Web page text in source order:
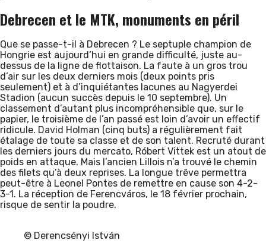
Debrecen et le MTK, monuments en péril
Que se passe-t-il à Debrecen ? Le septuple champion de
Hongrie est aujourd’hui en grande difficulté, juste au-
dessus de la ligne de flottaison. La faute à un gros trou
d’air sur les deux derniers mois (deux points pris
seulement) et à d’inquiétantes lacunes au Nagyerdei
Stadion (aucun succès depuis le 10 septembre). Un
classement d’autant plus incompréhensible que, sur le
papier, le troisième de l’an passé est loin d’avoir un effectif
ridicule. David Holman (cinq buts) a régulièrement fait
étalage de toute sa classe et de son talent. Recruté durant
les derniers jours du mercato, Róbert Vittek est un atout de
poids en attaque. Mais l’ancien Lillois n’a trouvé le chemin
des filets qu’à deux reprises. La longue trêve permettra
peut-être à Leonel Pontes de remettre en cause son 4-2-
3-1. La réception de Ferencváros, le 18 février prochain,
risque de sentir la poudre.
© Derencsényi István